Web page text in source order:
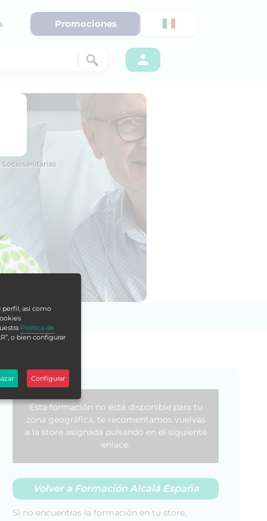
Promociones
Esta formación no está disponible para tu
zona geográfica, te recomentamos vuelvas
a la store asignada pulsando en el siguiente
enlace:
Volver a Formación Alcalá España
Si no encuentras la formación en tu store,
perfil, así como
Política de
o bien configurar
Configurar